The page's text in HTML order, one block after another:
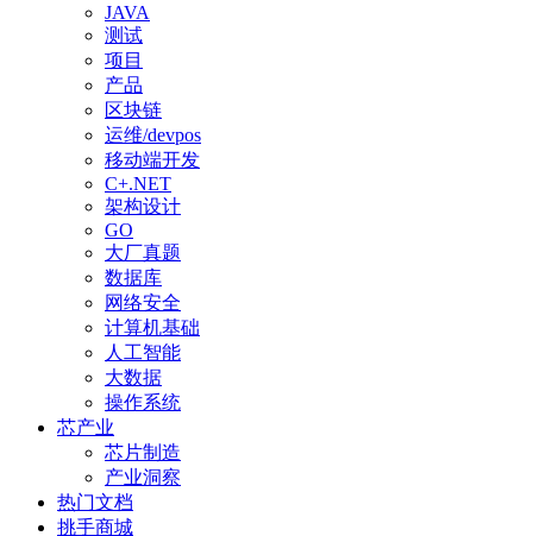
JAVA
测试
项目
产品
区块链
运维/devpos
移动端开发
C+.NET
架构设计
GO
大厂真题
数据库
网络安全
计算机基础
人工智能
大数据
操作系统
芯产业
芯片制造
产业洞察
热门文档
挑手商城